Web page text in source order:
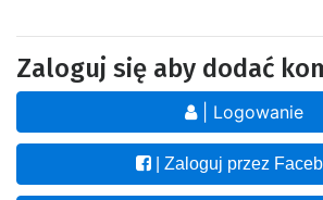
Zaloguj się aby dodać
| Logowanie
| Zaloguj przez